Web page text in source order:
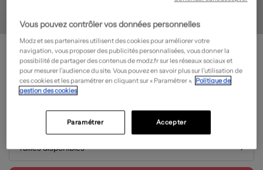
NAME IT
Jeans coupe droite- Outlet
13,50€
Prix boutique : 26,99€
Guide des tailles
Tailles disponibles
Vous pouvez contrôler vos données personnelles
Modz et ses partenaires utilisent des cookies pour améliorer votre
navigation, vous proposer des publicités personnalisées, vous donner la
possibilité de partager des contenus de modz.fr sur les réseaux sociaux et
pour mesurer l’audience du site. Vous pouvez en savoir plus sur l’utilisation de
ces cookies et les paramétrer en cliquant sur « Paramétrer ». Politique de
gestion des cookies
Accepter
Paramétrer